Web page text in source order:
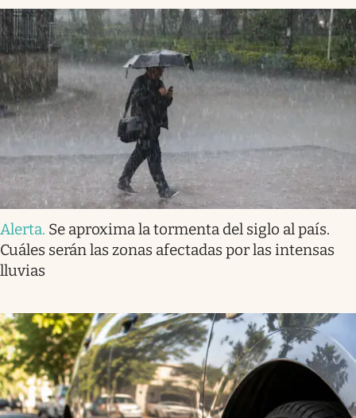
Alerta. Se aproxima la tormenta del siglo al país.
Cuáles serán las zonas afectadas por las intensas
lluvias